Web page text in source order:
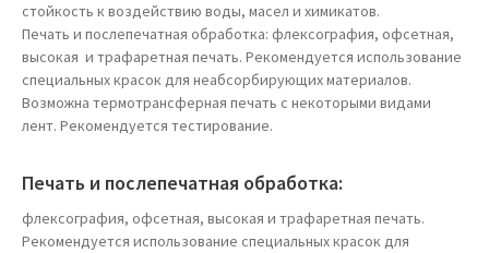
стойкость к воздействию воды, масел и химикатов.
Печать и послепечатная обработка: флексография, офсетная,
высокая и трафаретная печать. Рекомендуется использование
специальных красок для неабсорбирующих материалов.
Возможна термотрансферная печать с некоторыми видами
лент. Рекомендуется тестирование.
Печать и послепечатная обработка:
флексография, офсетная, высокая и трафаретная печать.
Рекомендуется использование специальных красок для